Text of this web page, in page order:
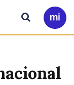
Ir
a
Buscar